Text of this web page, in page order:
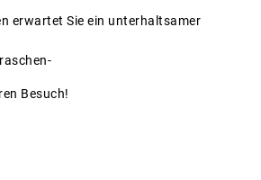
erwartet Sie ein unterhaltsamer
Besuch!